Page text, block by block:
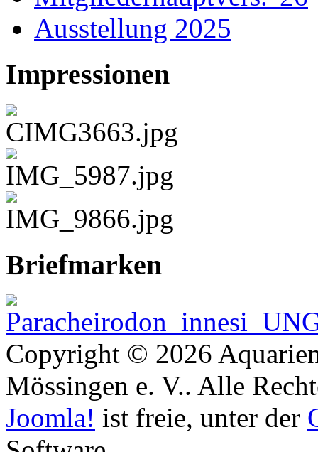
Ausstellung 2025
Impressionen
Briefmarken
Copyright © 2026
Mössingen e. V.. Alle
Joomla! ist freie, unter der